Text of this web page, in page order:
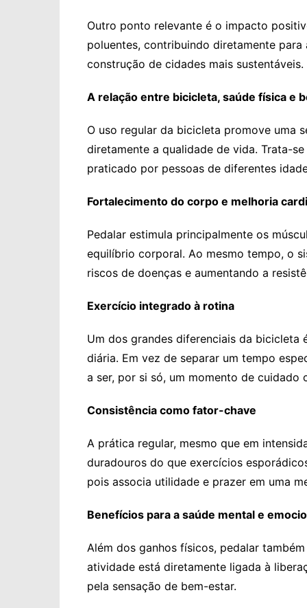
Outro ponto relevante é o impacto
poluentes, contribuindo diretamente
construção de cidades mais sustentáveis.
A relação entre bicicleta, saúde física e
O uso regular da bicicleta promove uma
diretamente a qualidade de vida. Trata-
praticado por pessoas de diferentes
Fortalecimento do corpo e melhoria
Pedalar estimula principalmente os
equilíbrio corporal. Ao mesmo tempo, o
riscos de doenças e aumentando a
Exercício integrado à rotina
Um dos grandes diferenciais da
diária. Em vez de separar um tempo
a ser, por si só, um momento de cuidado
Consistência como fator-chave
A prática regular, mesmo que em
duradouros do que exercícios
pois associa utilidade e prazer em uma
Benefícios para a saúde mental e
Além dos ganhos físicos, pedalar
atividade está diretamente ligada à
pela sensação de bem-estar.